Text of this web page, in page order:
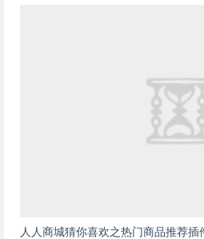
人人商城猜你喜欢之热门商品推荐插